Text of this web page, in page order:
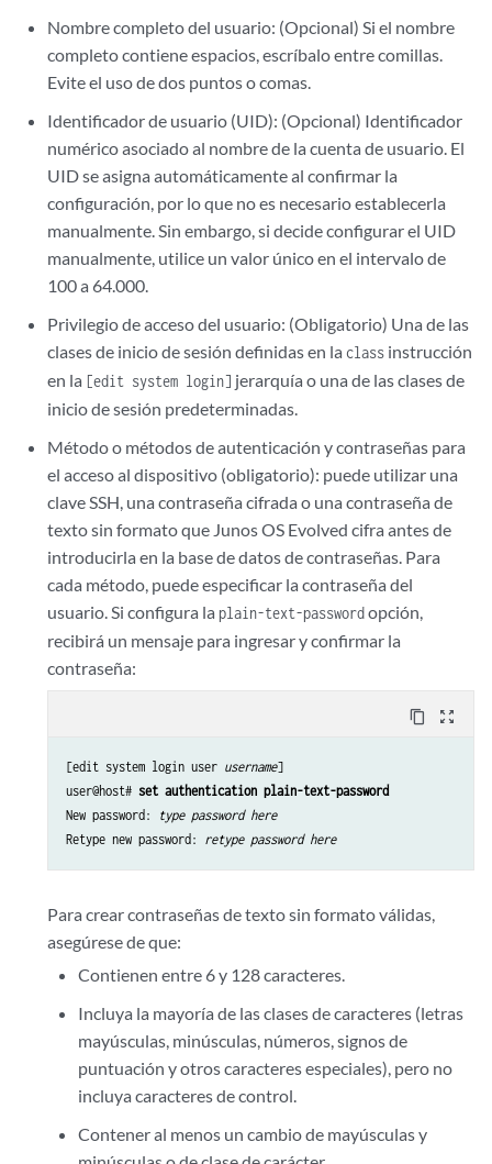
Nombre completo del usuario: (Opcional) Si el nombre
completo contiene espacios, escríbalo entre comillas.
Evite el uso de dos puntos o comas.
Identificador de usuario (UID): (Opcional) Identificador
numérico asociado al nombre de la cuenta de usuario. El
UID se asigna automáticamente al confirmar la
configuración, por lo que no es necesario establecerla
manualmente. Sin embargo, si decide configurar el UID
manualmente, utilice un valor único en el intervalo de
100 a 64.000.
Privilegio de acceso del usuario: (Obligatorio) Una de las
clases de inicio de sesión definidas en la class instrucción
en la [edit system login] jerarquía o una de las clases de
inicio de sesión predeterminadas.
Método o métodos de autenticación y contraseñas para
el acceso al dispositivo (obligatorio): puede utilizar una
clave SSH, una contraseña cifrada o una contraseña de
texto sin formato que Junos OS Evolved cifra antes de
introducirla en la base de datos de contraseñas. Para
cada método, puede especificar la contraseña del
usuario. Si configura laplain-text-passwordopción,
recibirá un mensaje para ingresar y confirmar la
contraseña:
content_copy zoom_out_map
[edit system login user username]
user@host# set authentication plain-text-password
New password:
type password here
Retype new password: retype password here
Para crear contraseñas de texto sin formato válidas,
asegúrese de que:
Contienen entre 6 y 128 caracteres.
Incluya la mayoría de las clases de caracteres (letras
mayúsculas, minúsculas, números, signos de
puntuación y otros caracteres especiales), pero no
incluya caracteres de control.
Contener al menos un cambio de mayúsculas y